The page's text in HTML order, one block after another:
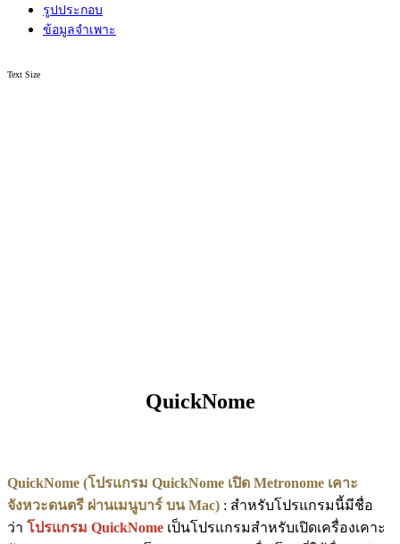
รูปประกอบ
ข้อมูลจำเพาะ
Text Size
QuickNome
QuickNome (โปรแกรม QuickNome เปิด Metronome เคาะ
จังหวะดนตรี ผ่านเมนูบาร์ บน Mac) : สำหรับโปรแกรมนี้มีชื่อ
ว่า โปรแกรม QuickNome เป็นโปรแกรมสำหรับเปิดเครื่องเคาะ